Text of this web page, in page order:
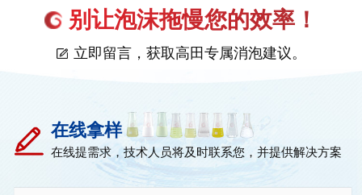
别让泡沫拖慢您的效率！
立即留言，获取高田专属消泡建议。
在线拿样
在线提需求，技术人员将及时联系您，并提供解决方案